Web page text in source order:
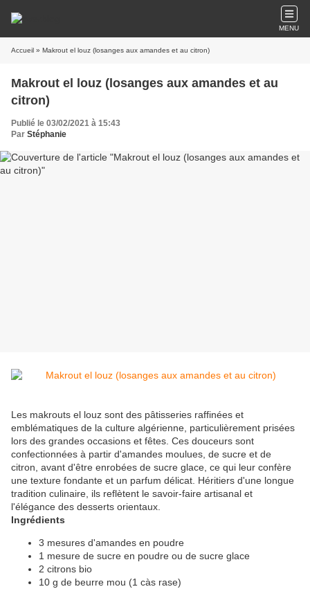
MENU
Accueil » Makrout el louz (losanges aux amandes et au citron)
Makrout el louz (losanges aux amandes et au
citron)
Publié le 03/02/2021 à 15:43
Par Stéphanie
Les makrouts el louz sont des pâtisseries raffinées et
emblématiques de la culture algérienne, particulièrement prisées
lors des grandes occasions et fêtes. Ces douceurs sont
confectionnées à partir d'amandes moulues, de sucre et de
citron, avant d'être enrobées de sucre glace, ce qui leur confère
une texture fondante et un parfum délicat. Héritiers d'une longue
tradition culinaire, ils reflètent le savoir-faire artisanal et
l'élégance des desserts orientaux.
Ingrédients
3 mesures d'amandes en poudre
1 mesure de sucre en poudre ou de sucre glace
2 citrons bio
10 g de beurre mou (1 càs rase)